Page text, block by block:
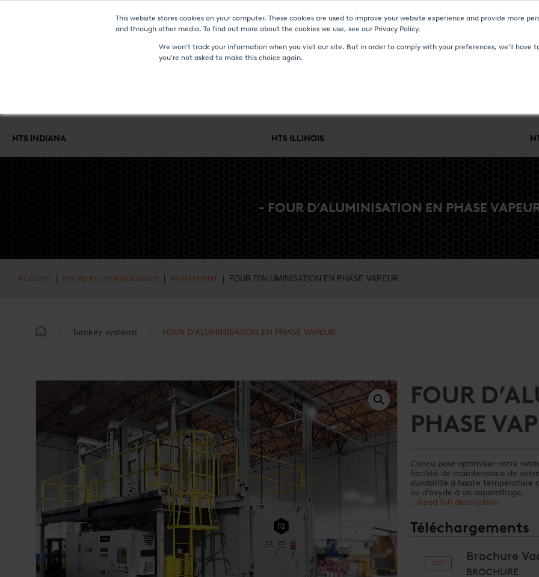
This website stores cookies on your computer. These cookies are used to improve your website experience and provide more
and through other media. To find out more about the cookies we use, see our Privacy Policy.
We won't track your information when you visit our site. But in order to comply with your preferences, we'll have
you're not asked to make this choice again.
NOUVELLES ET ÉVÉNEMENTSMÉDIASCARRIÈRESCONTACT
HTS INDIANA HTS ILLINOIS
- FOUR D’ALUMINISATION EN PHASE
ACCUEIL | FOURS ET TECHNOLOGIES | REVÊTEMENT | FOUR D’ALUMINISATION EN PHASE VAPEUR
Turnkey systems FOUR D’ALUMINISATION EN PHASE VAPEUR
FOUR
PHASE
Conçu pour optimiser votre
facilité de maintenance de
durabilité à haute température
ou d’oxyde à un superalliage.
...Read full description
Téléchargements
Brochure
BROCHURE